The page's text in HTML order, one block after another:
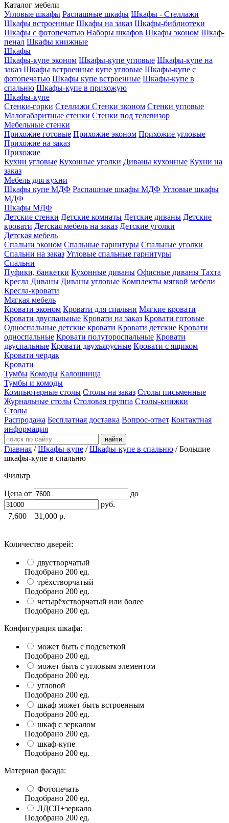
Каталог мебели
Угловые шкафы Распашные шкафы Шкафы - Стеллажи
Шкафы встроенные Шкафы на заказ Шкафы-библиотеки
Шкафы с фотопечатью Наборы шкафов Шкафы эконом Шкаф-
пенал Шкафы книжные
Шкафы
Шкафы-купе эконом Шкафы-купе угловые Шкафы-купе на
заказ Шкафы встроенные купе угловые Шкафы-купе с
фотопечатью Шкафы купе встроенные Шкафы-купе в
спальню Шкафы-купе в прихожую
Шкафы-купе
Стенки-горки Стеллажи Стенки эконом Стенки угловые
Малогабаритные стенки Стенки под телевизор
Мебельные стенки
Прихожие готовые Прихожие эконом Прихожие угловые
Прихожие на заказ
Прихожие
Кухни угловые Кухонные уголки Диваны кухонные Кухни на
заказ
Мебель для кухни
Шкафы купе МДФ Распашные шкафы МДФ Угловые шкафы
МДФ
Шкафы МДФ
Детские стенки Детские комнаты Детские диваны Детские
кровати Детская мебель на заказ Детские уголки
Детская мебель
Спальни эконом Спальные гарнитуры Спальные уголки
Спальни на заказ Угловые спальные гарнитуры
Спальни
Пуфики, банкетки Кухонные диваны Офисные диваны Тахта
Кресла Диваны Диваны угловые Комплекты мягкой мебели
Кресла-кровати
Мягкая мебель
Кровати эконом Кровати для спальни Мягкие кровати
Кровати двуспальные Кровати на заказ Кровати готовые
Односпальные детские кровати Кровати детские Кровати
односпальные Кровати полутороспальные Кровати
двуспальные Кровати двухъярусные Кровати с ящиком
Кровати чердак
Кровати
Тумбы Комоды Калошница
Тумбы и комоды
Компьютерные столы Столы на заказ Столы письменные
Журнальные столы Столовая группа Столы-книжки
Столы
Распродажа Бесплатная доставка Вопрос-ответ Контактная
информация
найти
Главная /Шкафы-купе /Шкафы-купе в спальню /Большие
шкафы-купе в спальню
Фильтр
Цена от
до
руб.
7,600 – 31,000 р.
Количество дверей:
двустворчатый
Подобрано 200 ед.
трёхстворчатый
Подобрано 200 ед.
четырёхстворчатый или более
Подобрано 200 ед.
Конфигурация шкафа:
может быть с подсветкой
Подобрано 200 ед.
может быть с угловым элементом
Подобрано 200 ед.
угловой
Подобрано 200 ед.
шкаф может быть встроенным
Подобрано 200 ед.
шкаф с зеркалом
Подобрано 200 ед.
шкаф-купе
Подобрано 200 ед.
Материал фасада:
Фотопечать
Подобрано 200 ед.
ЛДСП+зеркало
Подобрано 200 ед.